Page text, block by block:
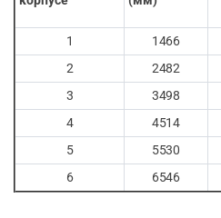
1 1466
2
2482
3
3498
4
4514
5
5530
6
6546